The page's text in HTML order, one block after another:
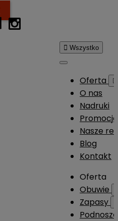
 Wszystko
Oferta 
O nas
Nadruki
Promocje
Nasze
Blog
Kontakt
Oferta
Obuwie
Zapasy